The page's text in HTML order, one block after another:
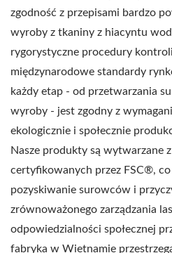
zgodność z przepisami bardzo
wyroby z tkaniny z hiacyntu
rygorystyczne procedury
międzynarodowe standardy
każdy etap - od przetwarzania
wyroby - jest zgodny z
ekologicznie i społecznie
Nasze produkty są wytwarzane
certyfikowanych przez FSC®,
pozyskiwanie surowców i
zrównoważonego zarządzania
odpowiedzialności społecznej
fabryka w Wietnamie